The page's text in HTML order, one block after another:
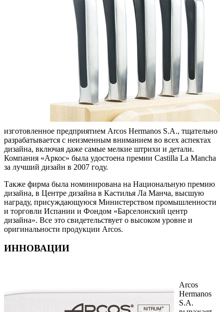
изготовленное предприятием Arcos Hermanos S.A., тщательно
разрабатывается с неизменным вниманием во всех аспектах
дизайна, включая даже самые мелкие штрихи и детали.
Компания «Аркос» была удостоена премии Castilla La Mancha
за лучший дизайн в 2007 году.
Также фирма была номинирована на Национальную премию
дизайна, в Центре дизайна в Кастилья Ла Манча, высшую
награду, присуждающуюся Министерством промышленности
и торговли Испании и Фондом «Барселонский центр
дизайна». Все это свидетельствует о высоком уровне и
оригинальности продукции Arcos.
ИННОВАЦИИ
Arcos
Hermanos
S.A.